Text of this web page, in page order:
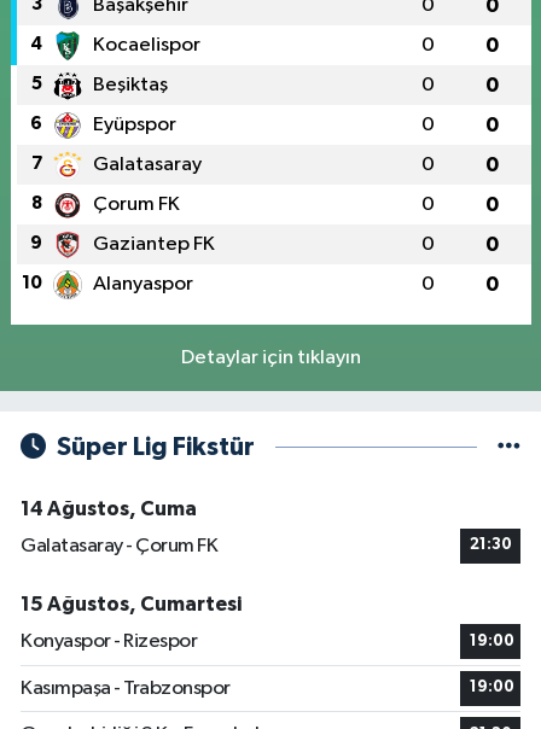
3 Başakşehir 0 0
4 Kocaelispor 0 0
5 Beşiktaş 0 0
6 Eyüpspor 0 0
7 Galatasaray 0 0
8 Çorum FK 0 0
9 Gaziantep FK 0 0
10 Alanyaspor 0 0
Detaylar için tıklayın
Süper Lig Fikstür
14 Ağustos, Cuma
Galatasaray - Çorum FK
21:30
15 Ağustos, Cumartesi
Konyaspor - Rizespor
19:00
Kasımpaşa - Trabzonspor 19:00